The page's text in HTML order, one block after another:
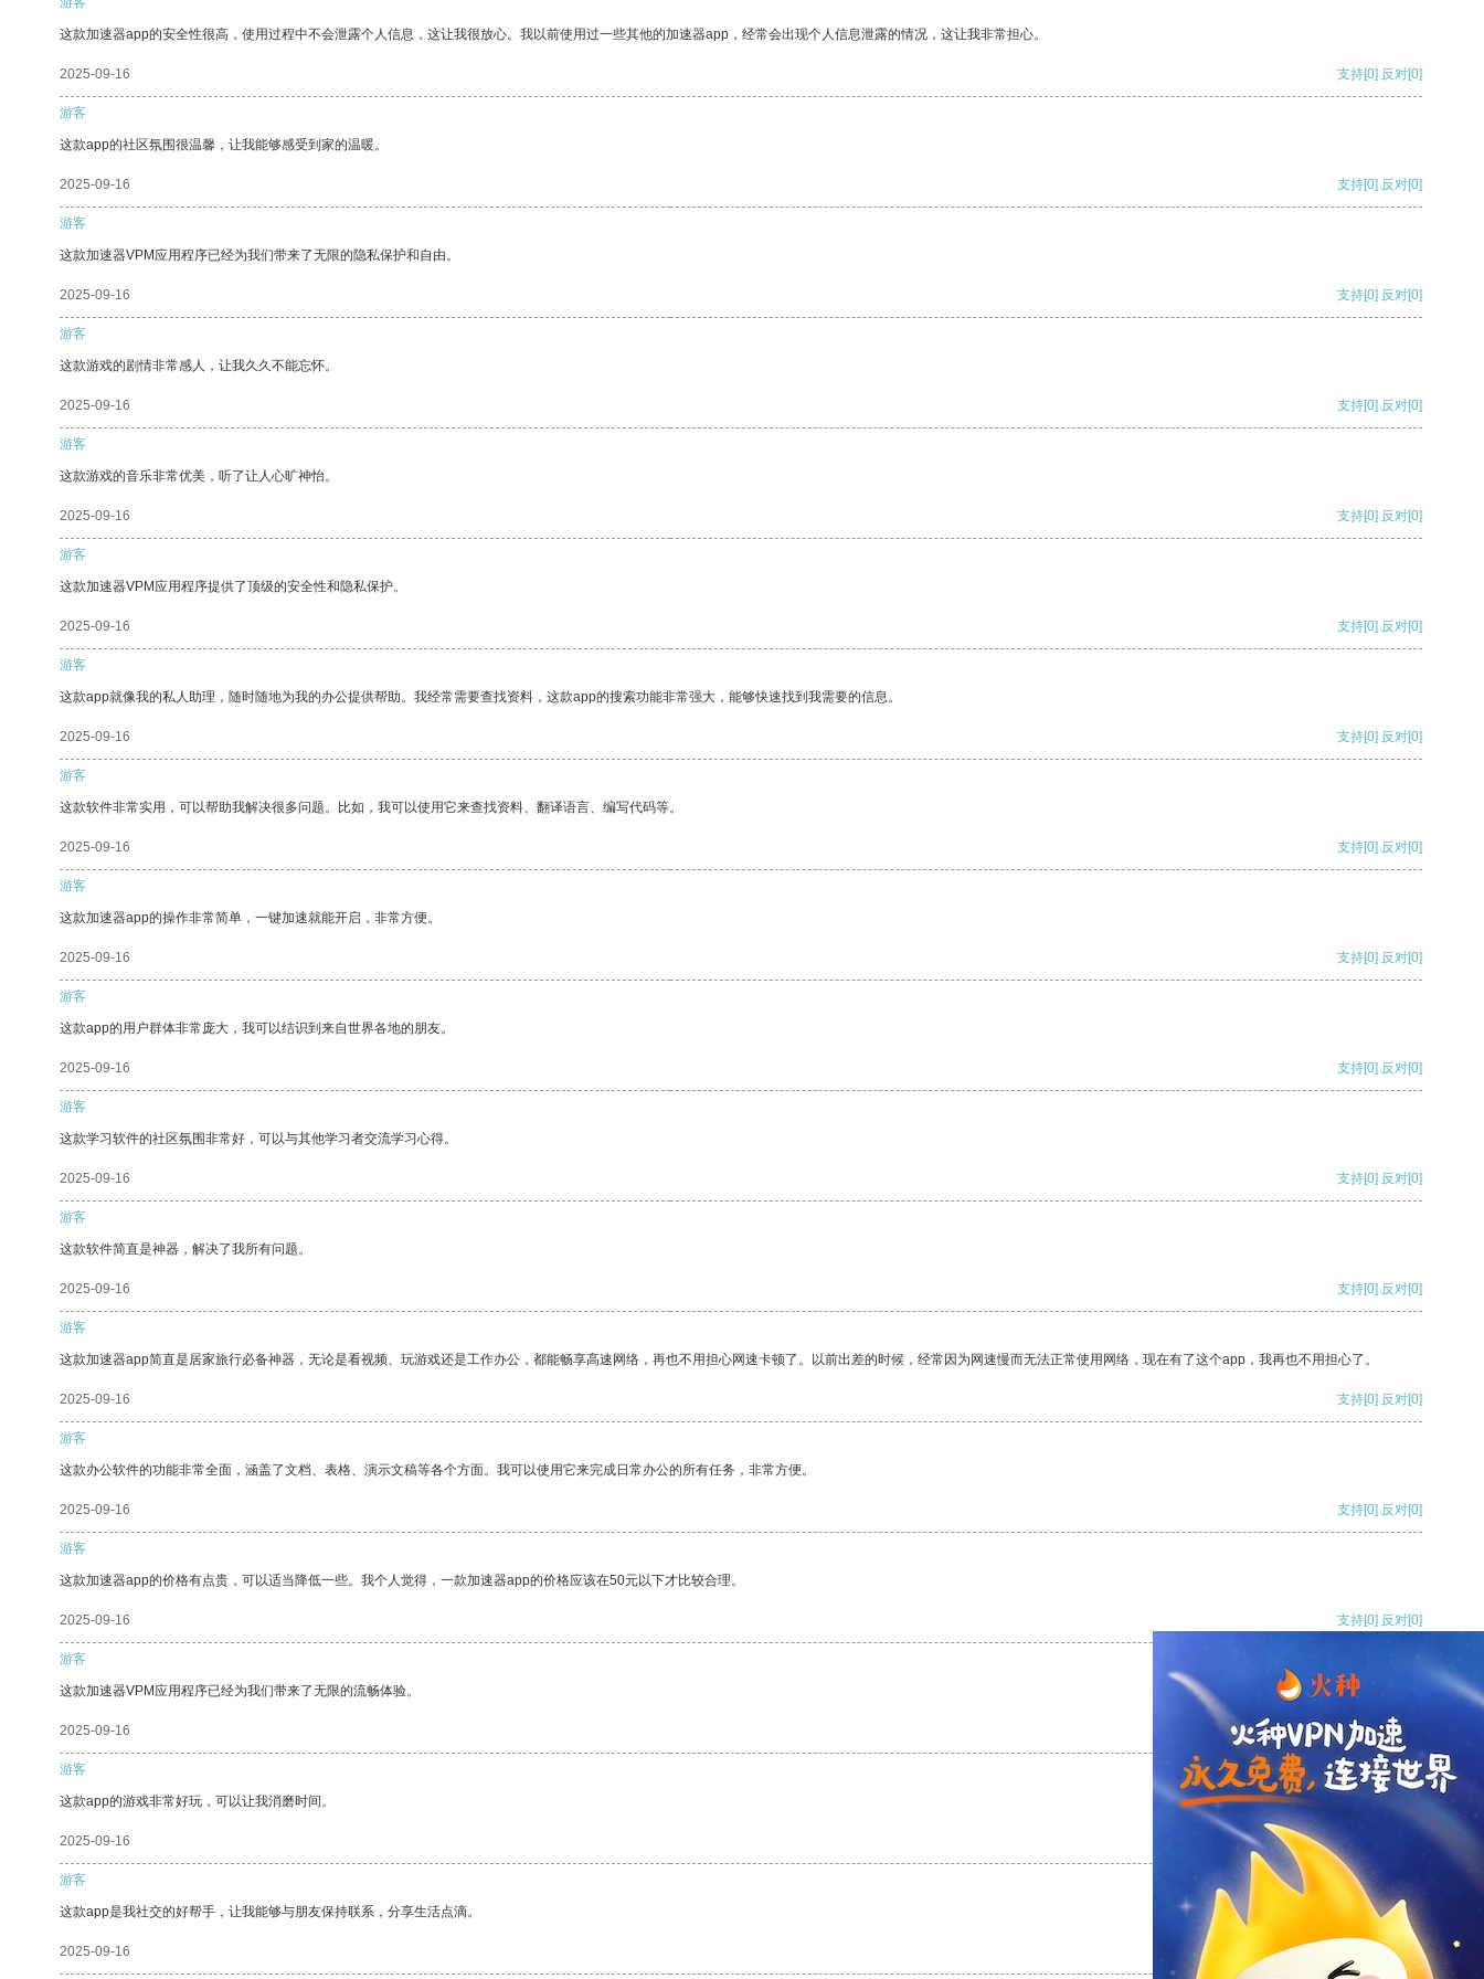
这款加速器app的安全性很高，使用过程中不会泄露个人信息，这让我很放心。我以前使用过一些其他的加速器app，经常会出现个人信息泄露的情况，这让我非常担心。
2025-09-16 支持[0] 反对[0]
游客
这款app的社区氛围很温馨，让我能够感受到家的温暖。
2025-09-16 支持[0] 反对[0]
游客
这款加速器VPM应用程序已经为我们带来了无限的隐私保护和自由。
2025-09-16 支持[0] 反对[0]
游客
这款游戏的剧情非常感人，让我久久不能忘怀。
2025-09-16 支持[0] 反对[0]
游客
这款游戏的音乐非常优美，听了让人心旷神怡。
2025-09-16 支持[0] 反对[0]
游客
这款加速器VPM应用程序提供了顶级的安全性和隐私保护。
2025-09-16 支持[0] 反对[0]
游客
这款app就像我的私人助理，随时随地为我的办公提供帮助。我经常需要查找资料，这款app的搜索功能非常强大，能够快速找到我需要的信息。
2025-09-16 支持[0] 反对[0]
游客
这款软件非常实用，可以帮助我解决很多问题。比如，我可以使用它来查找资料、翻译语言、编写代码等。
2025-09-16 支持[0] 反对[0]
游客
这款加速器app的操作非常简单，一键加速就能开启，非常方便。
2025-09-16 支持[0] 反对[0]
游客
这款app的用户群体非常庞大，我可以结识到来自世界各地的朋友。
2025-09-16 支持[0] 反对[0]
游客
这款学习软件的社区氛围非常好，可以与其他学习者交流学习心得。
2025-09-16 支持[0] 反对[0]
游客
这款软件简直是神器，解决了我所有问题。
2025-09-16 支持[0] 反对[0]
游客
这款加速器app简直是居家旅行必备神器，无论是看视频、玩游戏还是工作办公，都能畅享高速网络，再也不用担心网速卡顿了。以前出差的时候，经常因为网速慢而无法正常使用网络，现在有了这个app，我再也不用担心了。
2025-09-16 支持[0] 反对[0]
游客
这款办公软件的功能非常全面，涵盖了文档、表格、演示文稿等各个方面。我可以使用它来完成日常办公的所有任务，非常方便。
2025-09-16 支持[0] 反对[0]
游客
这款加速器app的价格有点贵，可以适当降低一些。我个人觉得，一款加速器app的价格应该在50元以下才比较合理。
2025-09-16 支持[0] 反对[0]
游客
这款加速器VPM应用程序已经为我们带来了无限的流畅体验。
2025-09-16 支持[0] 反对
游客
这款app的游戏非常好玩，可以让我消磨时间。
2025-09-16 支持
游客
这款app是我社交的好帮手，让我能够与朋友保持联系，分享生活点滴。
2025-09-16 反对 [0]